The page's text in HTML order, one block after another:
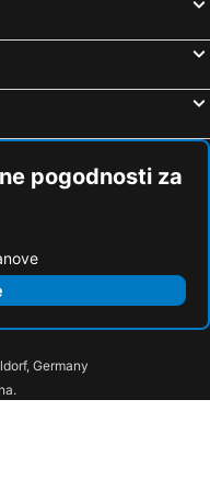
pogodnosti za
Germany